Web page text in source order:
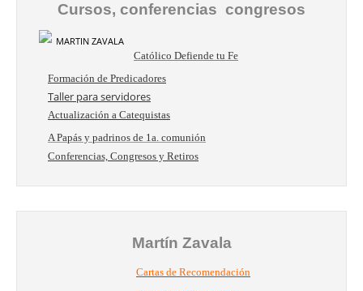
Cursos, conferencias congresos
Católico Defiende tu Fe
Formación de Predicadores
Taller para servidores
Actualización a Catequistas
A Papás y padrinos de 1a. comunión
Conferencias, Congresos y Retiros
Martín Zavala
Cartas de Recomendación